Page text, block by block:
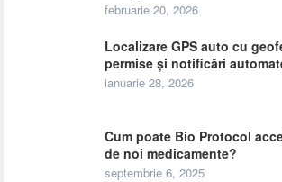
februarie 20, 2026
Localizare GPS auto cu
permise și notificări
ianuarie 28, 2026
Cum poate Bio Protocol
de noi medicamente?
septembrie 6, 2025